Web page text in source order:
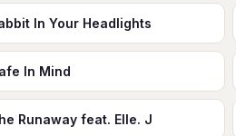
In Your Headlights
In Mind
Runaway feat. Elle. J